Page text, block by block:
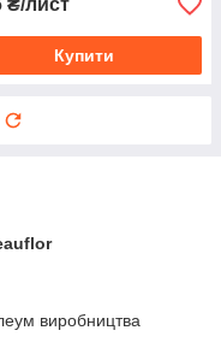
₴/лист
Купити
виробництва